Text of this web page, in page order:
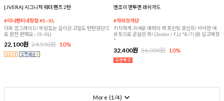
[JVERA] 시그니처 워터 팬츠 2탄
#이너팬티내장형 #S~XL
더욱 업그레이드! 부담없는 길이감 고밀도 탄탄원단으
로 완전 편해요~ (S~XL)
22,100원 24,500원 10%
엔조이 맨투맨 래쉬가드
#자외선차단
키치하게 귀여운 매력의 백 프린팅 포인트! 넉넉한 여
유핏으로 군살은 쏙! (2color / F,L) *8/7(금) 입고예정
*
32,400원 36,000원 10%
More (1 /4)